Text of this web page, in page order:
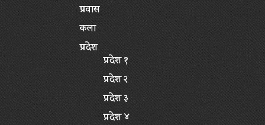
प्रवास
कला
प्रदेश
प्रदेश १
प्रदेश २
प्रदेश ३
प्रदेश ४